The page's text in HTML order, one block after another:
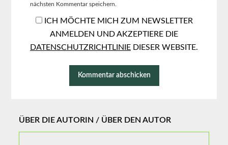
nächsten Kommentar speichern.
ICH MÖCHTE MICH ZUM NEWSLETTER
ANMELDEN UND AKZEPTIERE DIE
DATENSCHUTZRICHTLINIE DIESER WEBSITE.
ÜBER DIE AUTORIN / ÜBER DEN AUTOR